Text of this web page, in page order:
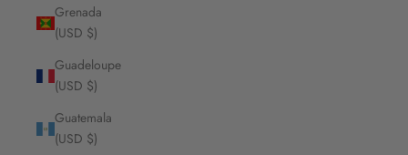
Grenada
(USD $)
Guadeloupe
(USD $)
Guatemala
(USD $)